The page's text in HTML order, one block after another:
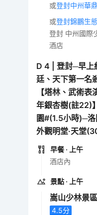
或登封中州華
或登封錦鵬生
登封 中州國際
酒店
D4 |登封─早
廷、天下第一名
【塔林、武術
年銀杏樹(註22)
園#(1.5小時)─
外觀明堂·天堂
早餐 · 上午
酒店內
景點 · 上午
嵩山少林景區
4.5分